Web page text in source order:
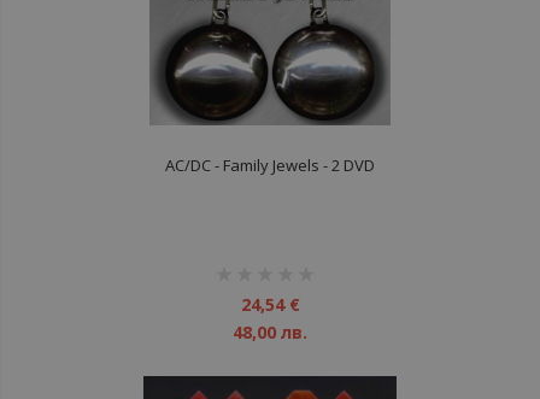
AC/DC - Family Jewels - 2 DVD
24,54 €
48,00 лв.